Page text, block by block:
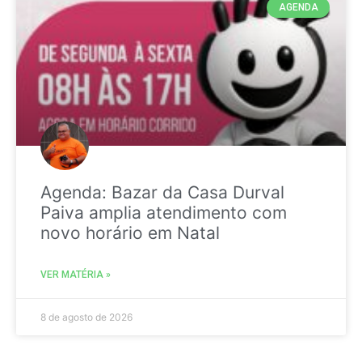
AGENDA
Agenda: Bazar da Casa Durval
Paiva amplia atendimento com
novo horário em Natal
VER MATÉRIA »
8 de agosto de 2026